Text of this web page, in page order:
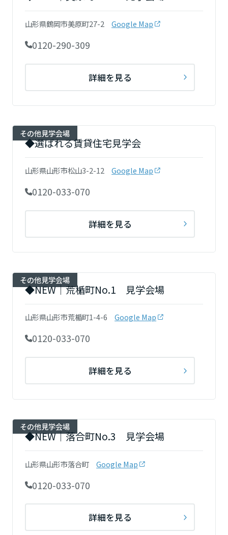
山形県鶴岡市美原町27-2 Google Map
0120-290-309
詳細を見る
その他見学会場
◆選ばれる賃貸住宅見学会
山形県山形市松山3-2-12 Google Map
0120-033-070
詳細を見る
その他見学会場
◆NEW｜荒楯町No.1 見学会場
山形県山形市荒楯町1-4-6 Google Map
0120-033-070
詳細を見る
その他見学会場
◆NEW｜落合町No.3 見学会場
山形県山形市落合町 Google Map
0120-033-070
詳細を見る
近畿エリア
滋賀県
京都府
大阪府
兵庫県
中国・四国エリア
鳥取県
岡山県
広島県